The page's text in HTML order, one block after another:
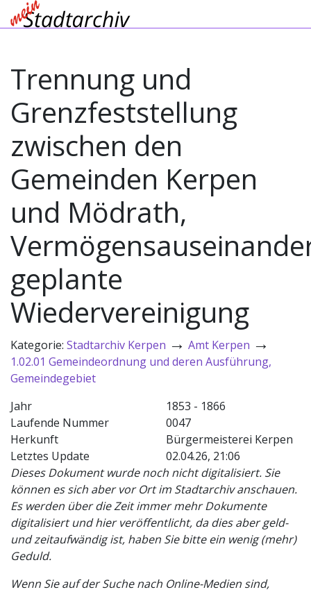
Trennung und
Grenzfeststellung
zwischen den
Gemeinden Kerpen
und Mödrath,
geplante
Wiedervereinigung
Kategorie: Stadtarchiv Kerpen → Amt Kerpen →
1.02.01 Gemeindeordnung und deren Ausführung,
Gemeindegebiet
Jahr
1853 - 1866
Laufende Nummer
0047
Herkunft
Bürgermeisterei Kerpen
Letztes Update
02.04.26, 21:06
Dieses Dokument wurde noch nicht digitalisiert. Sie
können es sich aber vor Ort im Stadtarchiv anschauen.
Es werden über die Zeit immer mehr Dokumente
digitalisiert und hier veröffentlicht, da dies aber geld-
und zeitaufwändig ist, haben Sie bitte ein wenig (mehr)
Geduld.
Wenn Sie auf der Suche nach Online-Medien sind,